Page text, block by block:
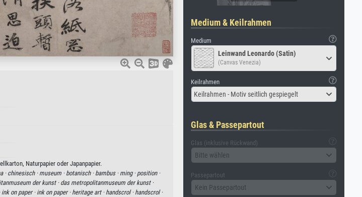
Naturpapier oder Japanpapier.
· chinesisch · museum · botanisch · bambus · ming · position ·
der kunst · das metropolitanmuseum der kunst ·
ink on paper · ink on paper · heritage art · handscrol · handscrol ·
Medium & Keilrahmen
Medium
Leinwand Leonardo (Satin)
(Canvas Venezia)
Keilrahmen
Keilrahmen - Motiv seitlich gespiegelt
Glas & Passepartout
Glas (inklusive Rückwand)
Bitte wählen
Passepartout
Kein Passepartout